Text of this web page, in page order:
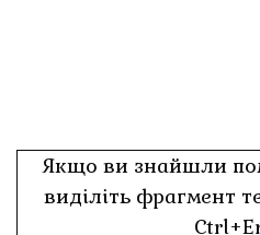
Якщо ви знайшли
виділіть фрагмент